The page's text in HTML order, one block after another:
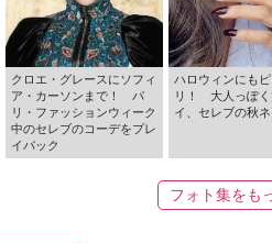
クロエ・グレースにソフィ
ア・カーソンまで！ パ
リ・ファッションウィーク
中のセレブのコーデをプレ
イバック
ハロウィンにもピ
リ！ 大人っぽく
イ、セレブの秋
フォト集をも